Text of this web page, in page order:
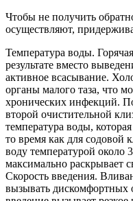
Чтобы не получить
осуществляют,
Температура воды.
результате вместо
активное всасывание.
органы малого таза, что
хронических инфекций.
второй очистительной
температура воды,
то время как для содовой
воду температурой около
максимально раскрывает
Скорость введения.
вызывать